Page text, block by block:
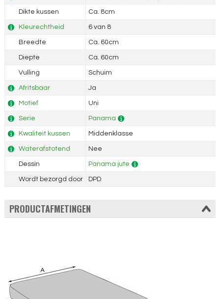
Dikte kussen Ca. 8cm
Kleurechtheid 6 van 8
Breedte Ca. 60cm
Diepte Ca. 60cm
Vulling Schuim
Afritsbaar Ja
Motief Uni
Serie Panama
Kwaliteit kussen Middenklasse
Waterafstotend Nee
Dessin Panama jute
Wordt bezorgd door DPD
PRODUCTAFMETINGEN